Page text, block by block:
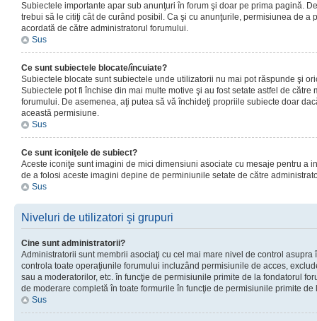
Subiectele importante apar sub anunţuri în forum şi doar pe prima pagină.
trebui să le citiţi cât de curând posibil. Ca şi cu anunţurile, permisiunea de a
acordată de către administratorul forumului.
Sus
Ce sunt subiectele blocate/încuiate?
Subiectele blocate sunt subiectele unde utilizatorii nu mai pot răspunde şi
Subiectele pot fi închise din mai multe motive şi au fost setate astfel de către
forumului. De asemenea, aţi putea să vă închideţi propriile subiecte doar
această permisiune.
Sus
Ce sunt iconiţele de subiect?
Aceste iconiţe sunt imagini de mici dimensiuni asociate cu mesaje pentru a
de a folosi aceste imagini depine de perminiunile setate de către
Sus
Niveluri de utilizatori şi grupuri
Cine sunt administratorii?
Administratorii sunt membrii asociaţi cu cel mai mare nivel de control asupra
controla toate operaţiunile forumului incluzând permisiunile de acces,
sau a moderatorilor, etc. în funcţie de permisiunile primite de la fondatorul
de moderare completă în toate formurile în funcţie de permisiunile primite de
Sus